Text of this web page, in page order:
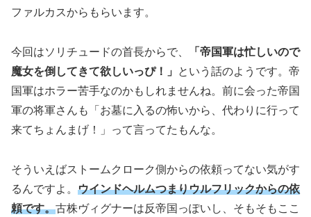
ファルカスからもらいます。
今回はソリチュードの首長からで、
「帝国軍は忙しいので
魔女を倒してきて欲しいっぴ！」
という話のようです。帝
国軍はホラー苦手なのかもしれませんね。前に会った帝国
軍の将軍さんも「お墓に入るの怖いから、代わりに行って
来てちょんまげ！」って言ってたもんな。
そういえばストームクローク側からの依頼ってない気がす
るんですよ。 ウインドヘルムつまりウルフリックからの依
頼です。古株ヴィグナーは反帝国っぽいし、そもそもここ